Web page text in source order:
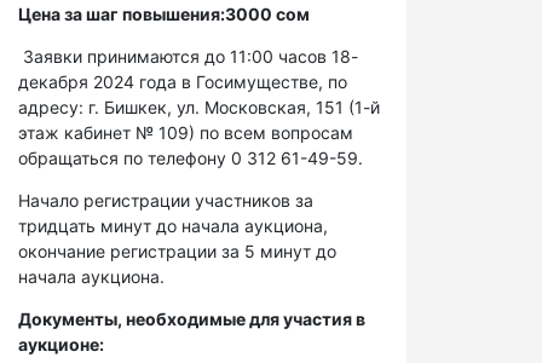
Цена за шаг повышения:3000 сом
Заявки принимаются до 11:00 часов 18-
декабря 2024 года в Госимуществе, по
адресу: г. Бишкек, ул. Московская, 151 (1-й
этаж кабинет № 109) по всем вопросам
обращаться по телефону 0 312 61-49-59.
Начало регистрации участников за
тридцать минут до начала аукциона,
окончание регистрации за 5 минут до
начала аукциона.
Документы, необходимые для участия в
аукционе: